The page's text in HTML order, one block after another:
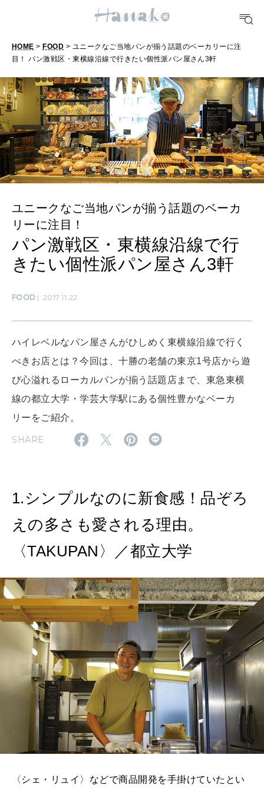
明日のわたし
[12星座別] Weekly Holoscope
[12星座別] Monthly Love Holoscope
女神まり愛のタロットメッセージ
算命学がわかる今月のあなた
HEALTH
自分にやさしく
LEARN
知る、考える
MAMA
SUSTAINABLE
自分を耕す
WORK&MONEY
いい人生って？
2026年9月号「北海道 おいしく遊ぶ、夏のご褒美旅。」
2026年8月号『お茶の時間です。』
2026年7月号「鎌倉 ローカルが 教えてくれた 本当の歩き方。」
2026年6月号「大銀座 トレンドが生まれる 新しい一流店へ。」
2026年5月号「“大好き”に出会いに。韓国」
2026年4月号「未来をつくる、学びの教科書。」
2026年3月号「スイーツ予想図 2026」
2026年2月号「良運を掴む 新・開運術。」
2026年1月号「猫がいれば、幸せ」
2025年12月号「お酒の新常識。」
MAGAZINE MOOK
FOLLOW US!
HOME > FOOD > ユニークなご当地パンが揃う話題のベーカリーに注
目！ パン激戦区・東横線沿線で行きたい個性派パン屋さん3軒
ユニークなご当地パンが揃う話題のベーカ
リーに注目！
パン激戦区・東横線沿線で行
きたい個性派パン屋さん3軒
FOOD 2017.11.22
ハイレベルなパン屋さんがひしめく東横線沿線で行く
べきお店とは？今回は、十勝の老舗の東京1号店から遊
び心溢れるローカルパンが揃う話題店まで、東急東横
線の都立大学・学芸大学駅にある個性豊かなベーカ
リーをご紹介。
SHARE
1.シンプルなのに新食感！品ぞろ
えの多さも愛される理由。
〈TAKUPAN〉／都立大学
〈シェ・リュイ〉などで商品開発を手掛けていたとい